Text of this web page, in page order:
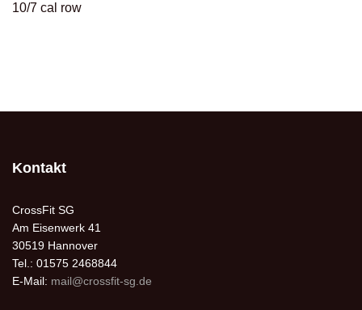
10/7 cal row
Kontakt
CrossFit SG
Am Eisenwerk 41
30519 Hannover
Tel.: 01575 2468844
E-Mail: mail@crossfit-sg.de